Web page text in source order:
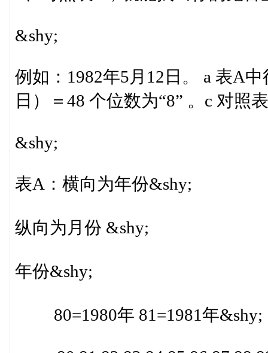
&shy;
例如：1982年5月12日。 a 表A
日）＝48 个位数为“8” 。c 对照
&shy;
表A：横向为年份&shy;
纵向为月份 &shy;
年份&shy;
80=1980年 81=1981年&shy;